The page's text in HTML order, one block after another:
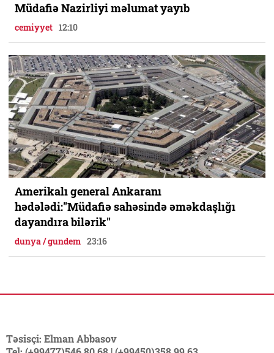
Müdafiə Nazirliyi məlumat yayıb
cemiyyet 12:10
Amerikalı general Ankaranı
hədələdi:"Müdafiə sahəsində əməkdaşlığı
dayandıra bilərik"
dunya / gundem 23:16
Təsisçi: Elman Abbasov